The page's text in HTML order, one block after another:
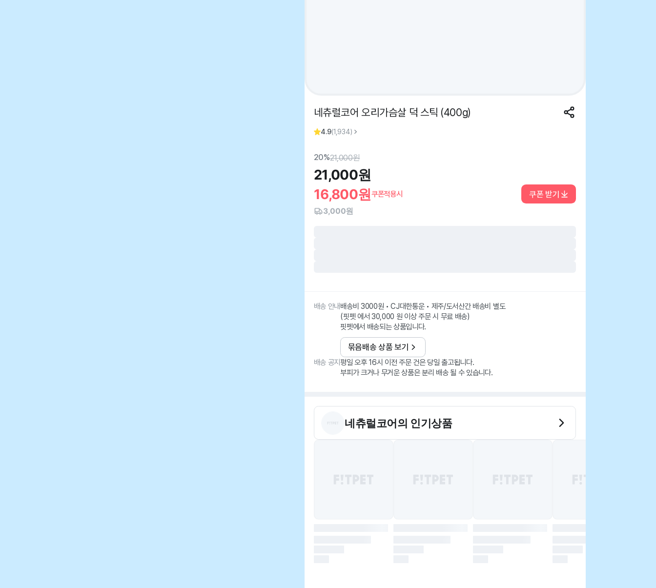
네츄럴코어 오리가슴살 덕 스틱 (400g)
4.9(1,934)
20%21,000원
21,000원
16,800원쿠폰적용시 쿠폰 받기
3,000원
배송 안내배송비 3000원 • CJ대한통운 • 제주/도서산간 배송비 별도
(핏펫 에서 30,000 원 이상 주문 시 무료 배송)
핏펫에서 배송되는 상품입니다.
묶음배송 상품 보기
배송 공지평일 오후 16시 이전 주문 건은 당일 출고됩니다.
부피가 크거나 무거운 상품은 분리 배송 될 수 있습니다.
네츄럴코어의 인기상품